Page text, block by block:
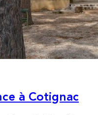
à Cotignac